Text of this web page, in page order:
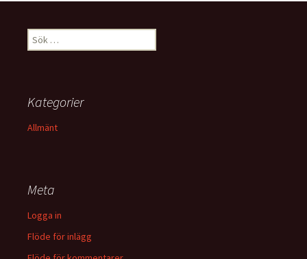
Sök
efter:
Kategorier
Allmänt
Meta
Logga in
Flöde för inlägg